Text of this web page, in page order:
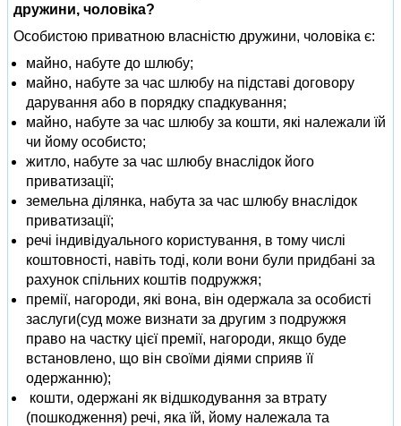
дружини, чоловіка?
Особистою приватною власністю дружини, чоловіка є:
майно, набуте до шлюбу;
майно, набуте за час шлюбу на підставі договору
дарування або в порядку спадкування;
майно, набуте за час шлюбу за кошти, які належали їй
чи йому особисто;
житло, набуте за час шлюбу внаслідок його
приватизації;
земельна ділянка, набута за час шлюбу внаслідок
приватизації;
речі індивідуального користування, в тому числі
коштовності, навіть тоді, коли вони були придбані за
рахунок спільних коштів подружжя;
премії, нагороди, які вона, він одержала за особисті
заслуги(суд може визнати за другим з подружжя
право на частку цієї премії, нагороди, якщо буде
встановлено, що він своїми діями сприяв її
одержанню);
кошти, одержані як відшкодування за втрату
(пошкодження) речі, яка їй, йому належала та